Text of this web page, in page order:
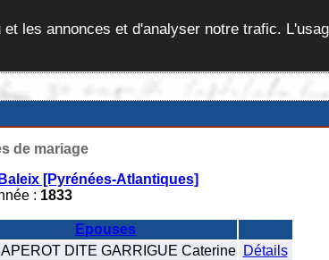
les annonces et d'analyser notre trafic.
de mariage
Baleix [Pyrénées-Atlantiques]
: 1833
Epouses
DITE GARRIGUE Caterine
Détails